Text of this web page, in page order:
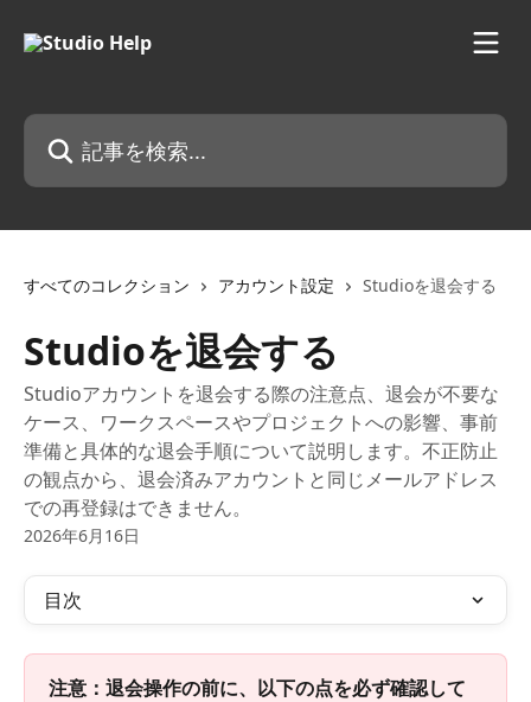
記事を検索...
すべてのコレクション アカウント設定 Studioを退会する
Studioを退会する
Studioアカウントを退会する際の注意点、退会が不要な
ケース、ワークスペースやプロジェクトへの影響、事前
準備と具体的な退会手順について説明します。不正防止
の観点から、退会済みアカウントと同じメールアドレス
での再登録はできません。
2026年6月16日
目次
注意：退会操作の前に、以下の点を必ず確認して